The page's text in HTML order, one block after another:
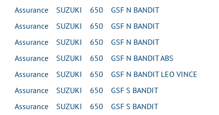
Assurance SUZUKI 650 GSF N BANDIT
Assurance SUZUKI 650 GSF N BANDIT
Assurance SUZUKI 650 GSF N BANDIT
Assurance SUZUKI 650 GSF N BANDIT ABS
Assurance SUZUKI 650 GSF N BANDIT LEO VINCE
Assurance SUZUKI 650 GSF S BANDIT
Assurance SUZUKI 650 GSF S BANDIT